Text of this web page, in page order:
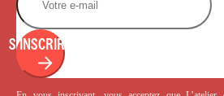
S'INSCRIRE